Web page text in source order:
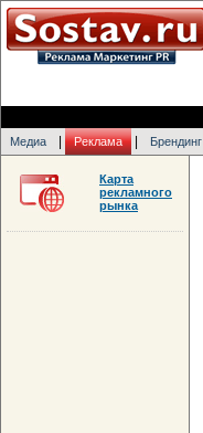
Медиа Реклама Брендинг
Карта
рекламного
рынка